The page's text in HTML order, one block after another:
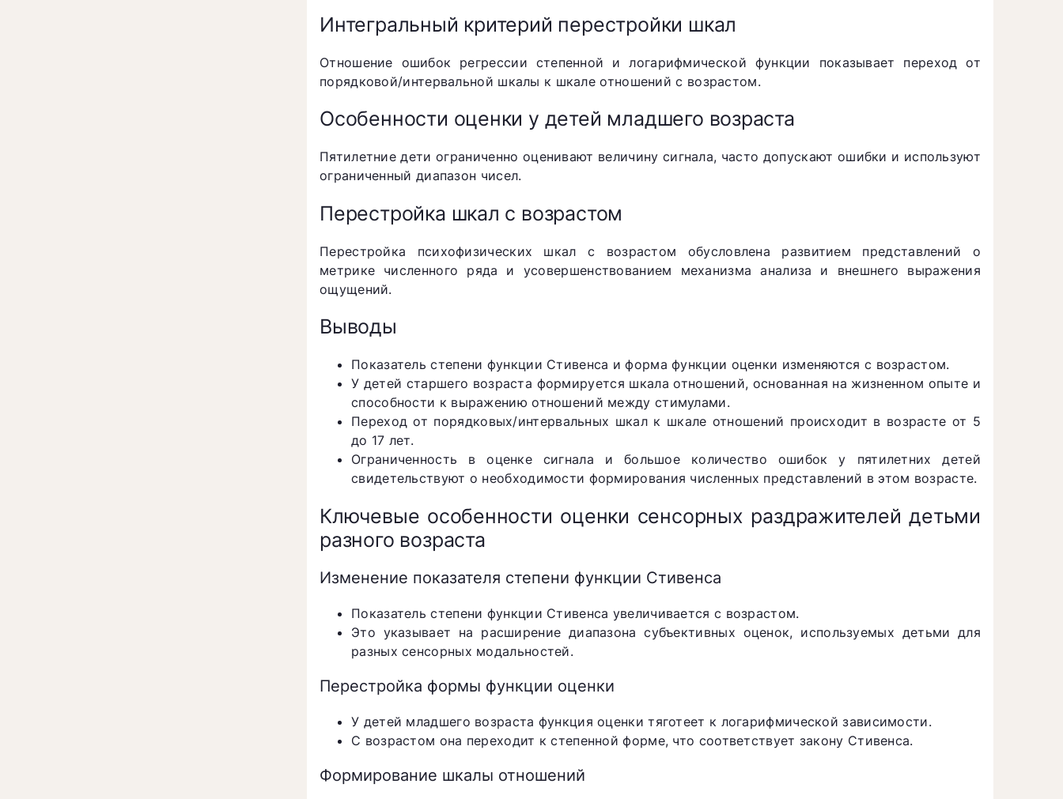
Интегральный критерий перестройки шкал
Отношение ошибок регрессии степенной и логарифмической функции показывает переход от
порядковой/интервальной шкалы к шкале отношений с возрастом.
Особенности оценки у детей младшего возраста
Пятилетние дети ограниченно оценивают величину сигнала, часто допускают ошибки и используют
ограниченный диапазон чисел.
Перестройка шкал с возрастом
Перестройка психофизических шкал с возрастом обусловлена развитием представлений о
метрике численного ряда и усовершенствованием механизма анализа и внешнего выражения
ощущений.
Выводы
Показатель степени функции Стивенса и форма функции оценки изменяются с возрастом.
У детей старшего возраста формируется шкала отношений, основанная на жизненном опыте и
способности к выражению отношений между стимулами.
Переход от порядковых/интервальных шкал к шкале отношений происходит в возрасте от 5
до 17 лет.
Ограниченность в оценке сигнала и большое количество ошибок у пятилетних детей
свидетельствуют о необходимости формирования численных представлений в этом возрасте.
Ключевые особенности оценки сенсорных раздражителей детьми
разного возраста
Изменение показателя степени функции Стивенса
Показатель степени функции Стивенса увеличивается с возрастом.
Это указывает на расширение диапазона субъективных оценок, используемых детьми для
разных сенсорных модальностей.
Перестройка формы функции оценки
У детей младшего возраста функция оценки тяготеет к логарифмической зависимости.
С возрастом она переходит к степенной форме, что соответствует закону Стивенса.
Формирование шкалы отношений